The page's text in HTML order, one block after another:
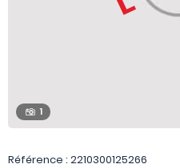
1
Référence : 2210300125266